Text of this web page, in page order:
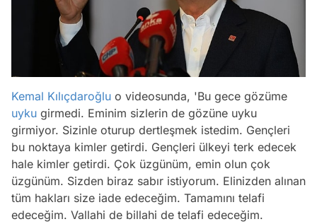
Kemal Kılıçdaroğlu o videosunda, 'Bu gece gözüme
uyku girmedi. Eminim sizlerin de gözüne uyku
girmiyor. Sizinle oturup dertleşmek istedim. Gençleri
bu noktaya kimler getirdi. Gençleri ülkeyi terk edecek
hale kimler getirdi. Çok üzgünüm, emin olun çok
üzgünüm. Sizden biraz sabır istiyorum. Elinizden alınan
tüm hakları size iade edeceğim. Tamamını telafi
edeceğim. Vallahi de billahi de telafi edeceğim.